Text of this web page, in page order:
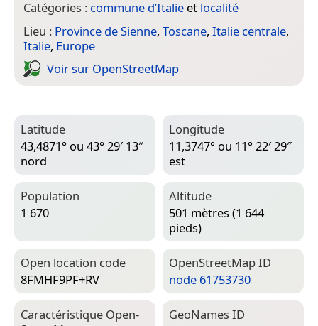
Catégories : commune d’Italie et localité
Lieu : Province de Sienne, Toscane, Italie centrale,
Italie, Europe
Voir sur Open­Street­Map
Latitude
43,4871° ou 43° 29′ 13″
nord
Longitude
11,3747° ou 11° 22′ 29″
est
Population
1 670
Altitude
501 mètres (1 644
pieds)
Open location code
8FMHF9PF+RV
Open­Street­Map ID
node 61753730
Caractéristique Open­
Geo­Names ID